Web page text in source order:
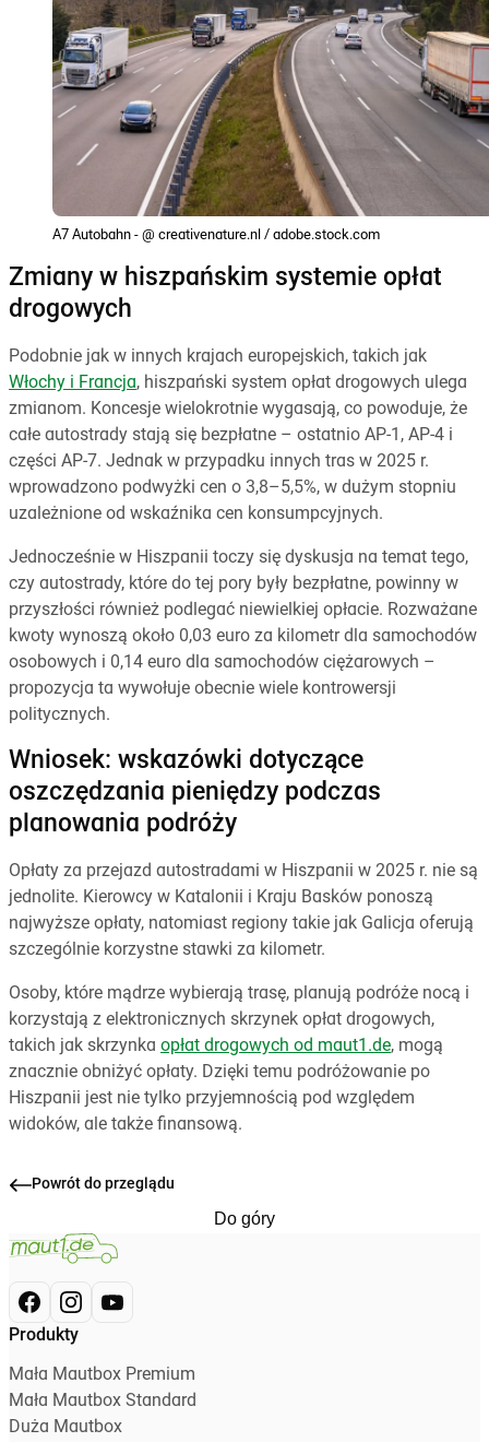
A7 Autobahn - @ creativenature.nl / adobe.stock.com
Zmiany w hiszpańskim systemie opłat
drogowych
Podobnie jak w innych krajach europejskich, takich jak
Włochy i Francja, hiszpański system opłat drogowych ulega
zmianom. Koncesje wielokrotnie wygasają, co powoduje, że
całe autostrady stają się bezpłatne – ostatnio AP-1, AP-4 i
części AP-7. Jednak w przypadku innych tras w 2025 r.
wprowadzono podwyżki cen o 3,8–5,5%, w dużym stopniu
uzależnione od wskaźnika cen konsumpcyjnych.
Jednocześnie w Hiszpanii toczy się dyskusja na temat tego,
czy autostrady, które do tej pory były bezpłatne, powinny w
przyszłości również podlegać niewielkiej opłacie. Rozważane
kwoty wynoszą około 0,03 euro za kilometr dla samochodów
osobowych i 0,14 euro dla samochodów ciężarowych –
propozycja ta wywołuje obecnie wiele kontrowersji
politycznych.
Wniosek: wskazówki dotyczące
oszczędzania pieniędzy podczas
planowania podróży
Opłaty za przejazd autostradami w Hiszpanii w 2025 r. nie są
jednolite. Kierowcy w Katalonii i Kraju Basków ponoszą
najwyższe opłaty, natomiast regiony takie jak Galicja oferują
szczególnie korzystne stawki za kilometr.
Osoby, które mądrze wybierają trasę, planują podróże nocą i
korzystają z elektronicznych skrzynek opłat drogowych,
takich jak skrzynka opłat drogowych od maut1.de, mogą
znacznie obniżyć opłaty. Dzięki temu podróżowanie po
Hiszpanii jest nie tylko przyjemnością pod względem
widoków, ale także finansową.
Powrót do przeglądu
Do góry
Produkty
Mała Mautbox Premium
Mała Mautbox Standard
Duża Mautbox